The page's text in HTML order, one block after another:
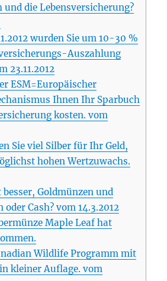
und die Lebensversicherung?
wurden Sie um 10-30 %
Auszahlung
23.11.2012
ESM=Europäischer
Ihnen Ihr Sparbuch
kosten. vom
Sie viel Silber für Ihr Geld,
hohen Wertzuwachs.
besser, Goldmünzen und
oder Cash? vom 14.3.2012
Maple Leaf hat
Wildlife Programm mit
kleiner Auflage. vom